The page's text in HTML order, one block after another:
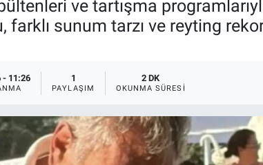
ve tartışma
sunum tarzı ve reyting
- 11:26 1
PAYLAŞIM
2 DK
OKUNMA SÜRESI